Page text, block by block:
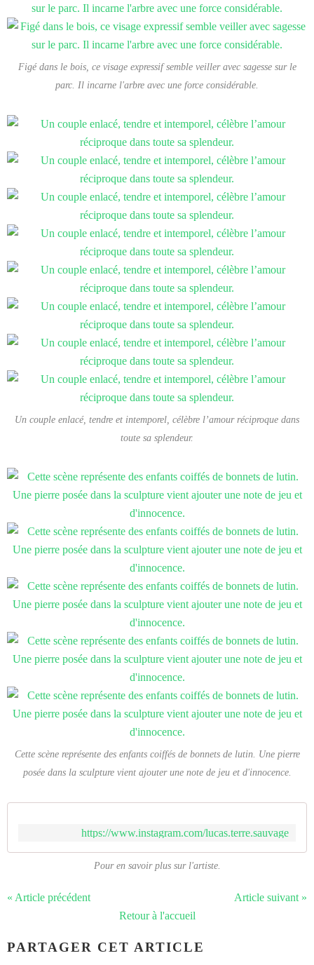
Figé dans le bois, ce visage expressif semble veiller avec sagesse sur le
parc. Il incarne l'arbre avec une force considérable.
Un couple enlacé, tendre et intemporel, célèbre l’amour réciproque dans
toute sa splendeur.
Cette scène représente des enfants coiffés de bonnets de lutin. Une pierre
posée dans la sculpture vient ajouter une note de jeu et d'innocence.
https://www.instagram.com/lucas.terre.sauvage
Pour en savoir plus sur l'artiste.
« Article précédent
Article suivant »
Retour à l'accueil
PARTAGER CET ARTICLE